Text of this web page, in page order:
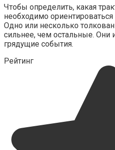
Чтобы определить, какая
необходимо
Одно или несколько
сильнее, чем остальные. Они
грядущие события.
Рейтинг